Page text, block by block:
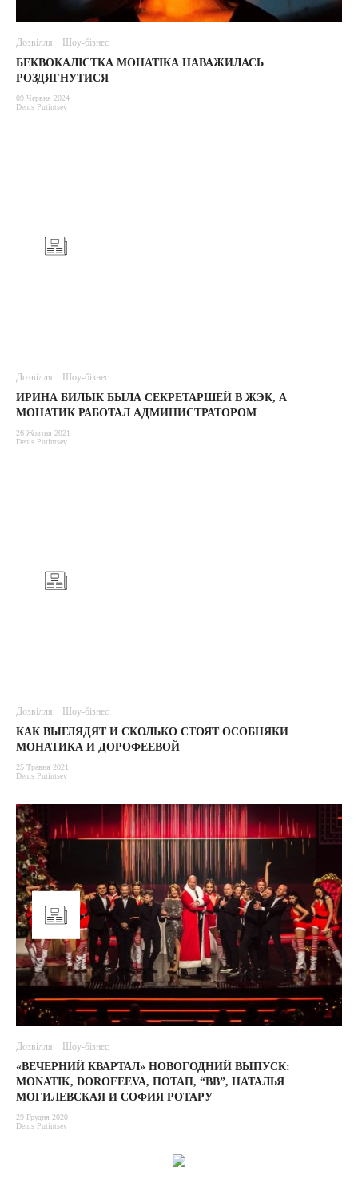
Дозвілля Шоу-бізнес
БЕКВОКАЛІСТКА МОНАТІКА НАВАЖИЛАСЬ
РОЗДЯГНУТИСЯ
09 Червня 2024
Denis Putintsev
Дозвілля Шоу-бізнес
ИРИНА БИЛЫК БЫЛА СЕКРЕТАРШЕЙ В ЖЭК, А
МОНАТИК РАБОТАЛ АДМИНИСТРАТОРОМ
26 Жовтня 2021
Denis Putintsev
Дозвілля Шоу-бізнес
КАК ВЫГЛЯДЯТ И СКОЛЬКО СТОЯТ ОСОБНЯКИ
МОНАТИКА И ДОРОФЕЕВОЙ
25 Травня 2021
Denis Putintsev
Дозвілля Шоу-бізнес
«ВЕЧЕРНИЙ КВАРТАЛ» НОВОГОДНИЙ ВЫПУСК:
MONATIK, DOROFEEVA, ПОТАП, “ВВ”, НАТАЛЬЯ
МОГИЛЕВСКАЯ И СОФИЯ РОТАРУ
29 Грудня 2020
Denis Putintsev